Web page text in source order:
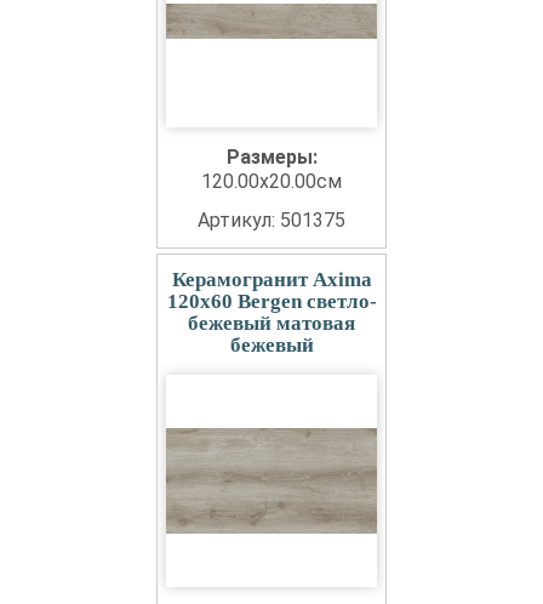
Размеры:
120.00x20.00см
Артикул: 501375
Керамогранит Axima
120x60 Bergen светло-
бежевый матовая
бежевый